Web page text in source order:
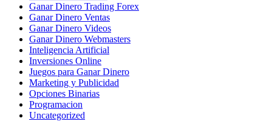
Ganar Dinero Trading Forex
Ganar Dinero Ventas
Ganar Dinero Videos
Ganar Dinero Webmasters
Inteligencia Artificial
Inversiones Online
Juegos para Ganar Dinero
Marketing y Publicidad
Opciones Binarias
Programacion
Uncategorized